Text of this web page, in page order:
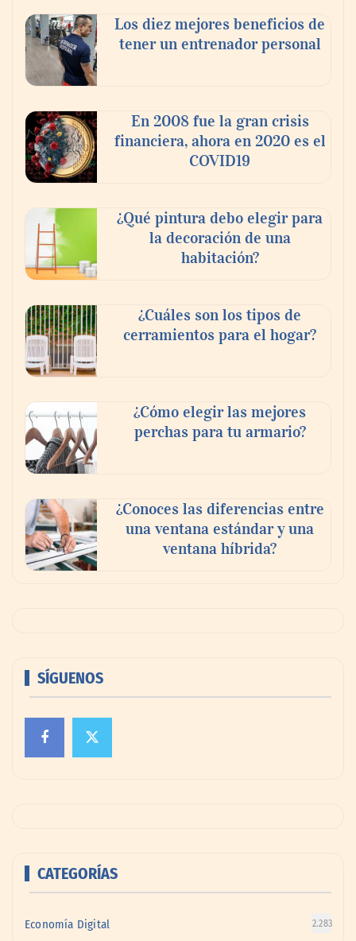
‘El ransomware se puede vencer. No
Ricardo Palacio Escobar
Los diez mejores beneficios de
tener un entrenador personal
En 2008 fue la gran crisis
financiera, ahora en 2020 es el
COVID19
¿Qué pintura debo elegir para
la decoración de una
habitación?
¿Cuáles son los tipos de
cerramientos para el hogar?
¿Cómo elegir las mejores
perchas para tu armario?
¿Conoces las diferencias entre
una ventana estándar y una
ventana híbrida?
SÍGUENOS
CATEGORÍAS
Economía Digital 2.283